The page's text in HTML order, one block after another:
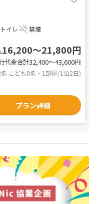
トイレ 禁煙
16,200～21,800円
代金合計32,400〜43,600円
こども0名・1部屋/1泊2日)
プラン詳細